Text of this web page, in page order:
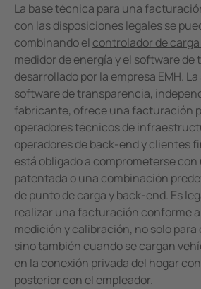
La base técnica para una
con las disposiciones legales se
combinando el controlador de carga
medidor de energía y el software
desarrollado por la empresa EMH.
software de transparencia,
fabricante, ofrece una facturación
operadores técnicos de
operadores de back-end y clientes
está obligado a comprometerse
patentada o una combinación
de punto de carga y back-end. Es
realizar una facturación conforme
medición y calibración, no solo para
sino también cuando se cargan
en la conexión privada del hogar
posterior con el empleador.